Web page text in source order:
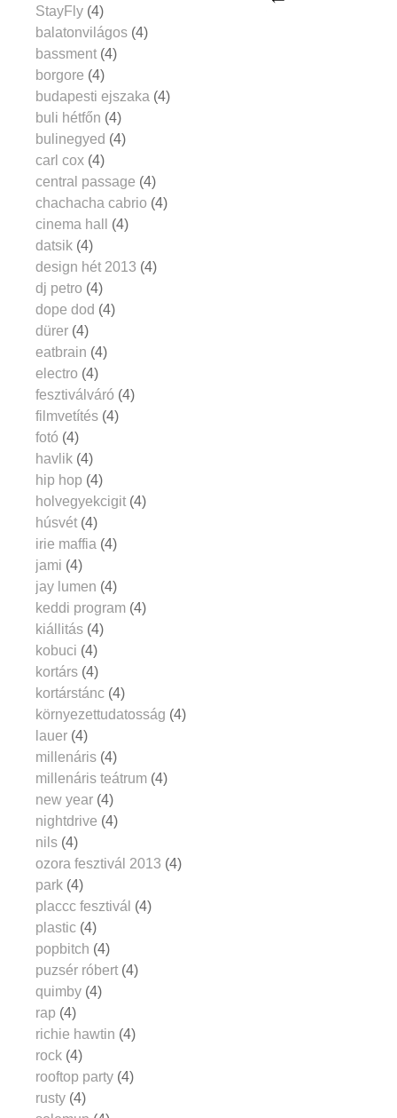
StayFly (4)
balatonvilágos (4)
bassment (4)
borgore (4)
budapesti ejszaka (4)
buli hétfőn (4)
bulinegyed (4)
carl cox (4)
central passage (4)
chachacha cabrio (4)
cinema hall
(4)
datsik (4)
design hét 2013 (4)
dj petro (4)
dope dod (4)
dürer (4)
eatbrain (4)
electro (4)
fesztiválváró (4)
filmvetítés (4)
fotó (4)
havlik (4)
hip hop (4)
holvegyekcigit (4)
húsvét (4)
irie maffia (4)
jami (4)
jay lumen (4)
keddi program (4)
kiállitás (4)
kobuci (4)
kortárs (4)
kortárstánc (4)
környezettudatosság (4)
lauer (4)
millenáris (4)
millenáris teátrum (4)
new year (4)
nightdrive (4)
nils (4)
ozora fesztivál 2013 (4)
park (4)
placcc fesztivál (4)
plastic (4)
popbitch (4)
puzsér róbert (4)
quimby (4)
rap (4)
richie hawtin (4)
rock (4)
rooftop party (4)
rusty (4)